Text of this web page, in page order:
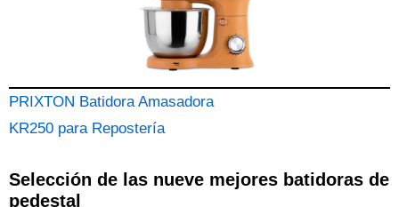
PRIXTON Batidora Amasadora
KR250 para Repostería
Selección de las nueve mejores batidoras de
pedestal